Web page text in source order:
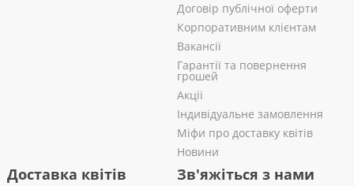
Договір публічної оферти
Корпоративним клієнтам
Вакансії
Гарантії та повернення
грошей
Акції
Індивідуальне замовлення
Міфи про доставку квітів
Новини
Доставка квітів Зв'яжіться з нами